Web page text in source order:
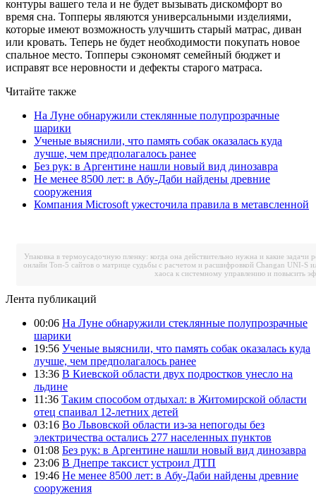
контуры вашего тела и не будет вызывать дискомфорт во
время сна. Топперы являются универсальными изделиями,
которые имеют возможность улучшить старый матрас, диван
или кровать. Теперь не будет необходимости покупать новое
спальное место. Топперы сэкономят семейный бюджет и
исправят все неровности и дефекты старого матраса.
Читайте также
На Луне обнаружили стеклянные полупрозрачные
шарики
Ученые выяснили, что память собак оказалась куда
лучше, чем предполагалось ранее
Без рук: в Аргентине нашли новый вид динозавра
Не менее 8500 лет: в Абу-Даби найдены древние
сооружения
Компания Microsoft ужесточила правила в метавсленной
Упаковка в термоусадочную пленку: когда она действительно нужна и какие задачи
онлайн Топ-5 сайтов о матрице судьбы с расчетом и расшифровкой Changan UNI-S
хаоса к системному управлению и повысить
Лента публикаций
00:06 На Луне обнаружили стеклянные полупрозрачные
шарики
19:56 Ученые выяснили, что память собак оказалась куда
лучше, чем предполагалось ранее
13:36 В Киевской области двух подростков унесло на
льдине
11:36 Таким способом отдыхал: в Житомирской области
отец спаивал 12-летних детей
03:16 Во Львовской области из-за непогоды без
электричества остались 277 населенных пунктов
01:08 Без рук: в Аргентине нашли новый вид динозавра
23:06 В Днепре таксист устроил ДТП
19:46 Не менее 8500 лет: в Абу-Даби найдены древние
сооружения